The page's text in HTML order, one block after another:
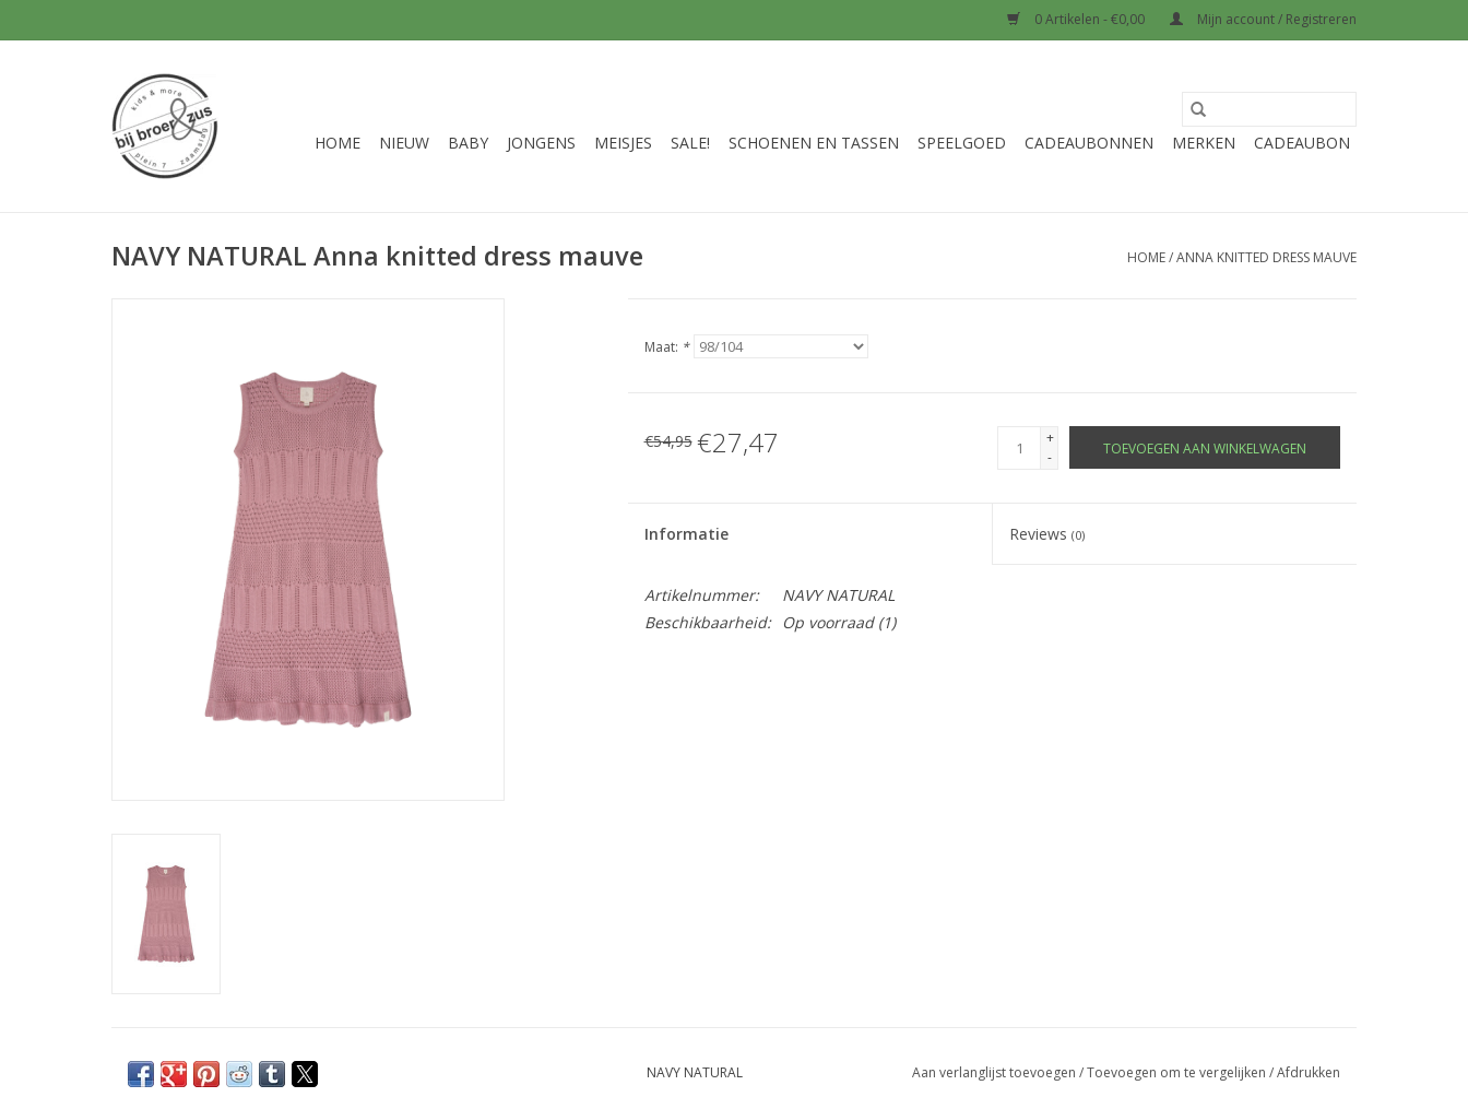
0 Artikelen - €0,00 Mijn account / Registreren
HOME NIEUW BABY JONGENS MEISJES SALE! SCHOENEN EN TASSEN SPEELGOED CADEAUBONNEN MERKEN CADEAUBON
NAVY NATURAL Anna knitted dress mauve HOME/ANNA KNITTED DRESS MAUVE
Maat: *
€54,95 €27,47
+
-
TOEVOEGEN AAN WINKELWAGEN
Informatie Reviews(0)
Artikelnummer:
NAVY NATURAL
Beschikbaarheid:
Op voorraad(1)
NAVY NATURAL Aan verlanglijst toevoegen /Toevoegen om te vergelijken /Afdrukken